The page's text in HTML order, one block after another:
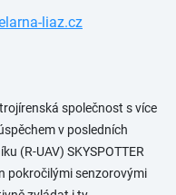
liaz.cz
společnost s více
v posledních
(R-UAV) SKYSPOTTER
pokročilými senzorovými